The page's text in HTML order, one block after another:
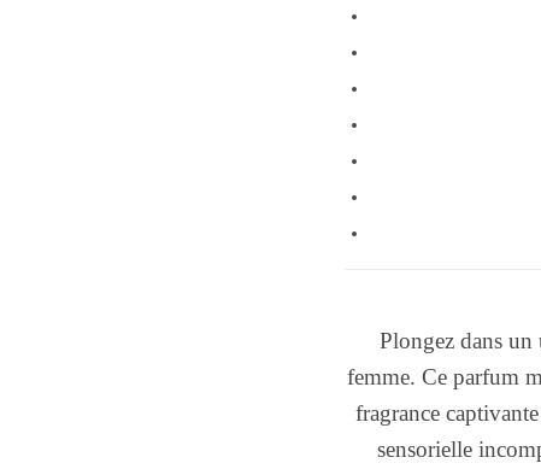
Plongez dans
femme. Ce parfum
fragrance
sensorielle